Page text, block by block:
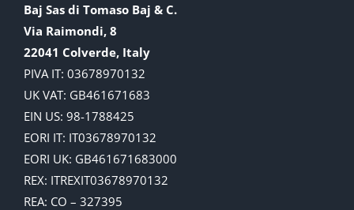
Baj Sas di Tomaso Baj & C.
Via Raimondi, 8
22041 Colverde, Italy
PIVA IT: 03678970132
UK VAT: GB461671683
EIN US: 98-1788425
EORI IT: IT03678970132
EORI UK: GB461671683000
REX: ITREXIT03678970132
REA: CO – 327395